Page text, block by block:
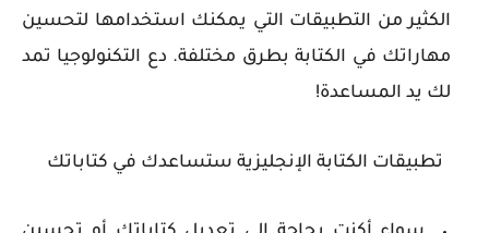
الكثير من التطبيقات التي يمكنك استخدامها لتحسين
مهاراتك في الكتابة بطرق مختلفة. دع التكنولوجيا تمد
لك يد المساعدة!
تطبيقات الكتابة الإنجليزية ستساعدك في كتاباتك